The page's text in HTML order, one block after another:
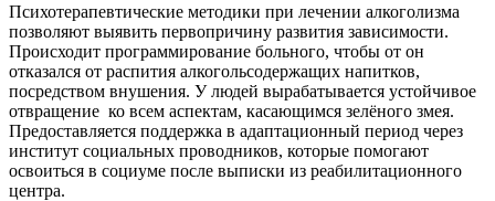
Психотерапевтические методики при лечении алкоголизма
позволяют выявить первопричину развития зависимости.
Происходит программирование больного, чтобы от он
отказался от распития алкогольсодержащих напитков,
посредством внушения. У людей вырабатывается устойчивое
отвращение ко всем аспектам, касающимся зелёного змея.
Предоставляется поддержка в адаптационный период через
институт социальных проводников, которые помогают
освоиться в социуме после выписки из реабилитационного
центра.